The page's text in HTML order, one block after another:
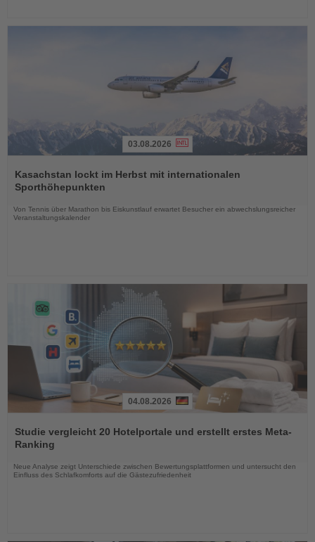
Sie
die
Nachrichten
03.08.2026
Kasachstan lockt im Herbst mit internationalen
Sporthöhepunkten
Von Tennis über Marathon bis Eiskunstlauf erwartet Besucher ein abwechslungsreicher
Veranstaltungskalender
Sie
die
Nachrichten
04.08.2026
Studie vergleicht 20 Hotelportale und erstellt erstes Meta-
Ranking
Neue Analyse zeigt Unterschiede zwischen Bewertungsplattformen und untersucht den
Einfluss des Schlafkomforts auf die Gästezufriedenheit